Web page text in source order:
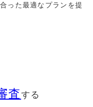
合った最適なプランを提
査する